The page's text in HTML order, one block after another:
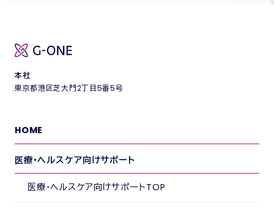
本社
東京都港区芝大門2丁目5番5号
HOME
医療・ヘルスケア向けサポート
医療・ヘルスケア向けサポートTOP